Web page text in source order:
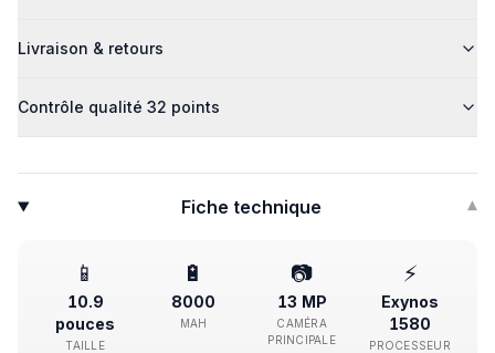
Livraison & retours
Contrôle qualité 32 points
Fiche technique ▾
📱
10.9
pouces
TAILLE
🔋
8000
MAH
📷
13 MP
CAMÉRA
PRINCIPALE
⚡
Exynos
1580
PROCESSEUR